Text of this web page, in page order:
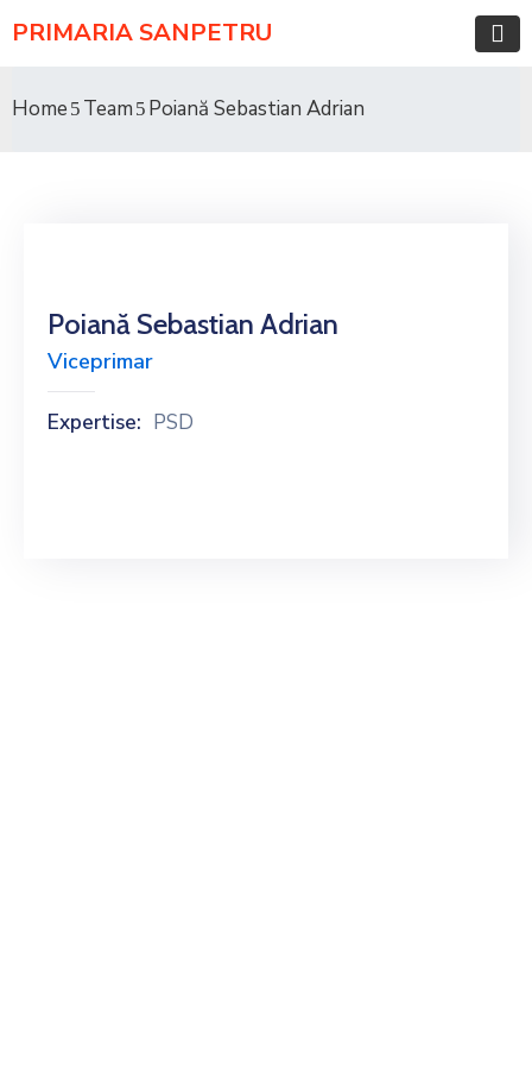
PRIMARIA SANPETRU
Home Team Poiană Sebastian Adrian
Poiană Sebastian Adrian
Viceprimar
Expertise: PSD